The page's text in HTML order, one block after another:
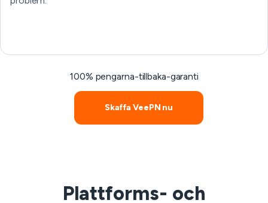
100% pengarna-tillbaka-garanti
Skaffa VeePN nu
Plattforms- och